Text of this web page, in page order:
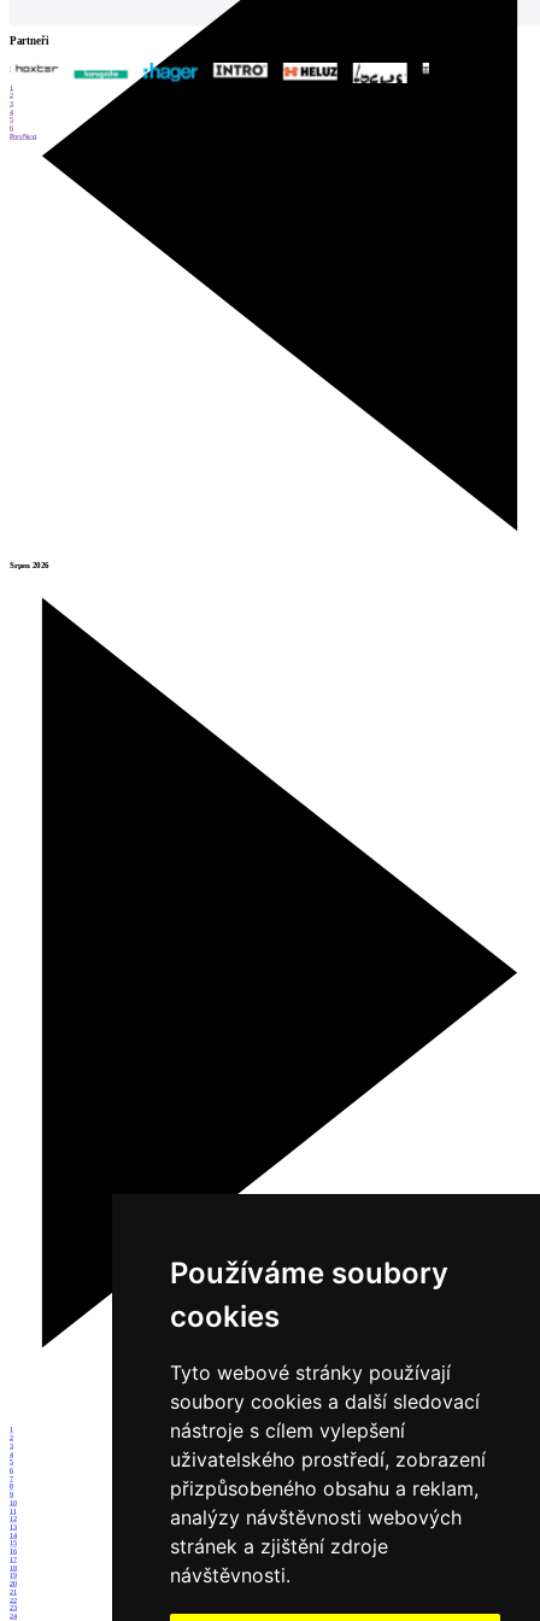
Používáme soubory
cookies
Tyto webové stránky používají
soubory cookies a další sledovací
nástroje s cílem vylepšení
uživatelského prostředí, zobrazení
přizpůsobeného obsahu a reklam,
analýzy návštěvnosti webových
stránek a zjištění zdroje
návštěvnosti.
Srpen 2026
1
2
3
4
5
6
7
8
9
10
11
12
13
14
15
16
17
18
19
20
21
22
23
24
Partneři
1
2
3
4
5
6
PrevNext